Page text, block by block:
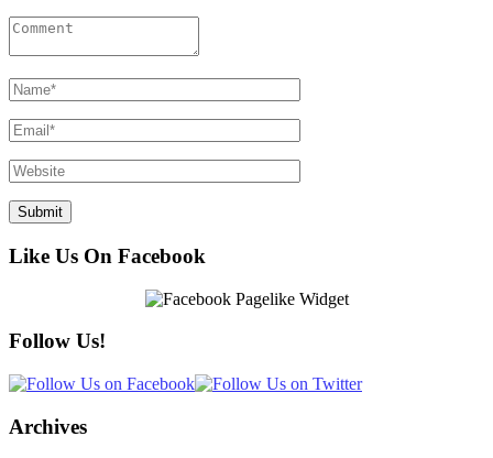
Like Us On Facebook
Follow Us!
Archives